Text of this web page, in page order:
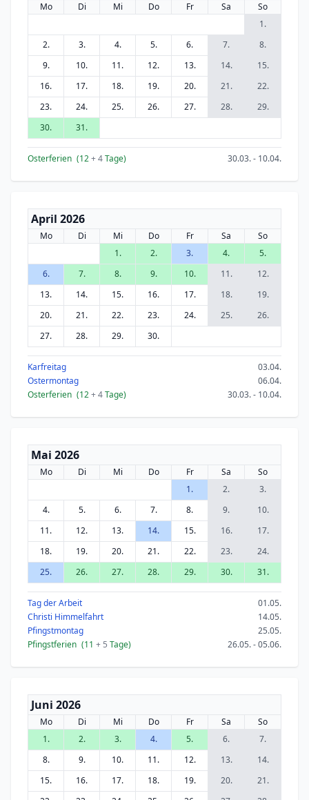
Mo Di Mi Do Fr Sa
So
1.
2.
3. 4. 5. 6. 7.
8.
9.
10. 11. 12. 13. 14.
15.
16.
17. 18. 19. 20. 21.
22.
23.
24. 25. 26. 27. 28.
29.
30.
31.
Osterferien (12+ 4Tage) 30.03. - 10.04.
April 2026
Mo Di Mi Do Fr Sa
So
1.
2. 3. 4.
5.
6.
7. 8. 9. 10. 11.
12.
13.
14. 15. 16. 17. 18.
19.
20.
21. 22. 23. 24. 25.
26.
27.
28. 29. 30.
Karfreitag
03.04.
Ostermontag
06.04.
Osterferien (12+ 4Tage) 30.03. - 10.04.
Mai 2026
Mo Di Mi Do Fr Sa
So
1.
2.
3.
4.
5. 6. 7. 8. 9.
10.
11.
12. 13. 14. 15. 16.
17.
18.
19. 20. 21. 22. 23.
24.
25.
26. 27. 28. 29. 30. 31.
Tag der Arbeit
01.05.
Christi Himmelfahrt
14.05.
Pfingstmontag
25.05.
Pfingstferien (11 + 5 Tage) 26.05. - 05.06.
Juni 2026
Mo Di Mi Do Fr Sa
So
1.
2. 3. 4. 5. 6.
7.
8.
9. 10. 11. 12. 13.
14.
15.
16. 17. 18. 19. 20.
21.